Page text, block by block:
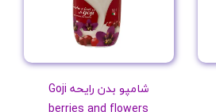
شامپو بدن رایحه Goji